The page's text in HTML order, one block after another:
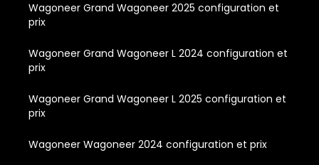
Wagoneer Grand Wagoneer 2025 configuration et
prix
Wagoneer Grand Wagoneer L 2024 configuration et
prix
Wagoneer Grand Wagoneer L 2025 configuration et
prix
Wagoneer Wagoneer 2024 configuration et prix